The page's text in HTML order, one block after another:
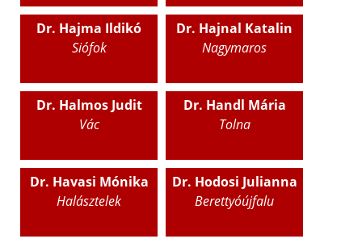
Dr. Hajma Ildikó
Siófok
Dr. Hajnal Katalin
Nagymaros
Dr. Halmos Judit
Vác
Dr. Handl Mária
Tolna
Dr. Havasi Mónika
Halásztelek
Dr. Hodosi Julianna
Berettyóújfalu